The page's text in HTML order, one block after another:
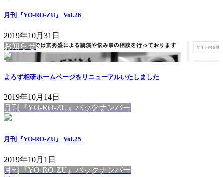
月刊『YO-RO-ZU』 Vol.26
2019年10月31日
お知らせ
よろず相研ホームページをリニューアルいたしました
2019年10月14日
月刊『YO-RO-ZU』バックナンバー
月刊『YO-RO-ZU』 Vol.25
2019年10月1日
月刊『YO-RO-ZU』バックナンバー